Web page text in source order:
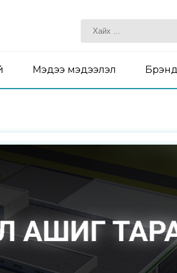
Мэдээ мэдээлэл Брэнд